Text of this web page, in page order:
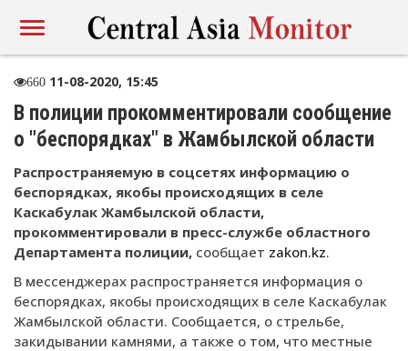
660 11-08-2020, 15:45
В полиции прокомментировали сообщение
о "беспорядках" в Жамбылской области
Распространяемую в соцсетях информацию о
беспорядках, якобы происходящих в селе
Каскабулак Жамбылской области,
прокомментировали в пресс-службе областного
Департамента полиции, сообщает zakon.kz.
В мессенджерах распространяется информация о
беспорядках, якобы происходящих в селе Каскабулак
Жамбылской области. Сообщается, о стрельбе,
закидывании камнями, а также о том, что местные